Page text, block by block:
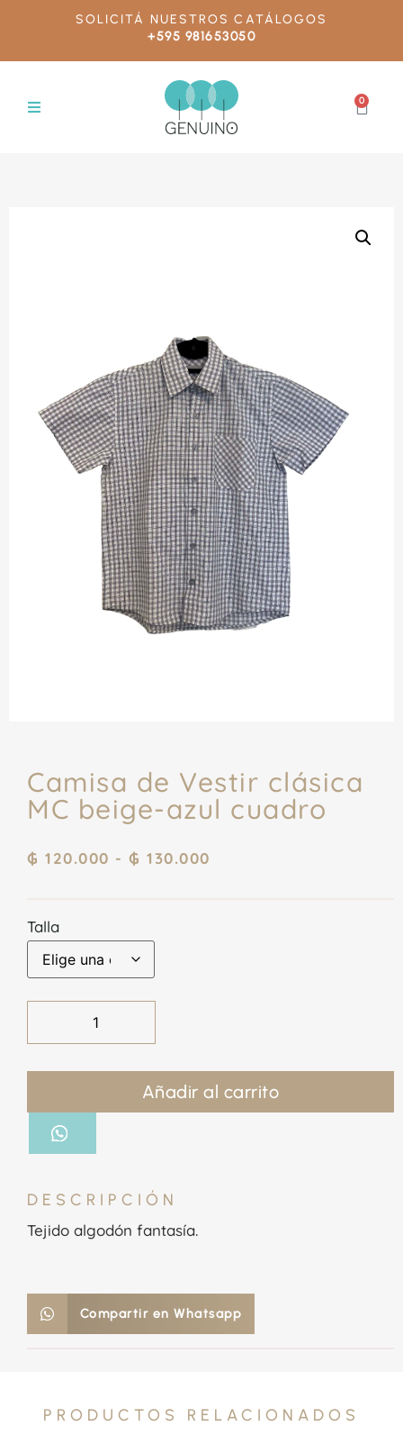
SOLICITÁ NUESTROS CATÁLOGOS
+595 981653050
0
Camisa de Vestir clásica
MC beige-azul cuadro
₲ 120.000 - ₲ 130.000
Talla
Añadir al carrito
DESCRIPCIÓN
Tejido algodón fantasía.
Compartir en Whatsapp
PRODUCTOS RELACIONADOS